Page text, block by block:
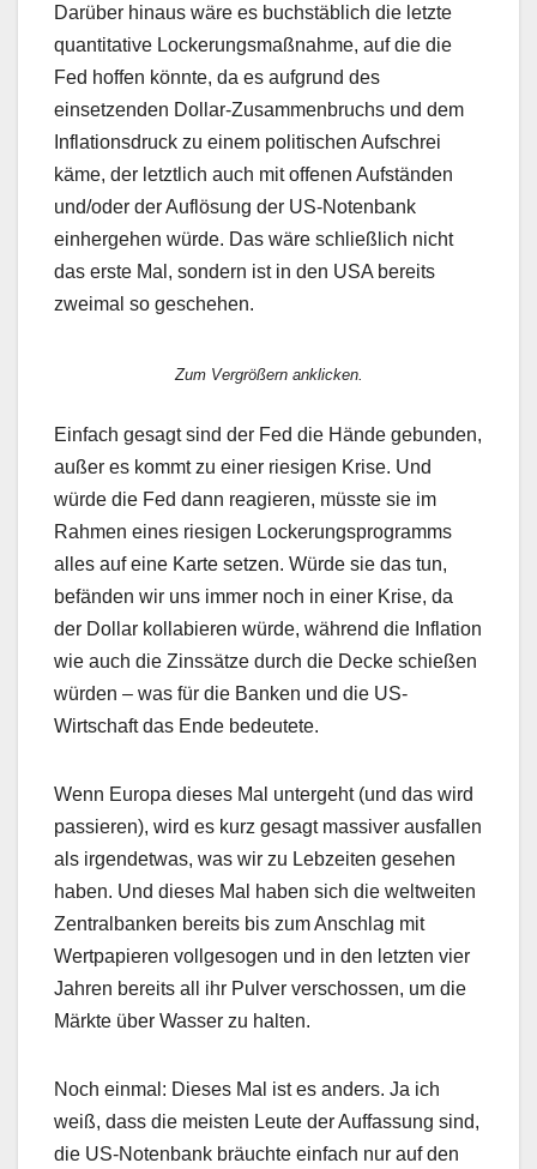
Darüber hinaus wäre es buchstäblich die letzte
quantitative Lockerungsmaßnahme, auf die die
Fed hoffen könnte, da es aufgrund des
einsetzenden Dollar-Zusammenbruchs und dem
Inflationsdruck zu einem politischen Aufschrei
käme, der letztlich auch mit offenen Aufständen
und/oder der Auflösung der US-Notenbank
einhergehen würde. Das wäre schließlich nicht
das erste Mal, sondern ist in den USA bereits
zweimal so geschehen.
Zum Vergrößern anklicken.
Einfach gesagt sind der Fed die Hände gebunden,
außer es kommt zu einer riesigen Krise. Und
würde die Fed dann reagieren, müsste sie im
Rahmen eines riesigen Lockerungsprogramms
alles auf eine Karte setzen. Würde sie das tun,
befänden wir uns immer noch in einer Krise, da
der Dollar kollabieren würde, während die Inflation
wie auch die Zinssätze durch die Decke schießen
würden – was für die Banken und die US-
Wirtschaft das Ende bedeutete.
Wenn Europa dieses Mal untergeht (und das wird
passieren), wird es kurz gesagt massiver ausfallen
als irgendetwas, was wir zu Lebzeiten gesehen
haben. Und dieses Mal haben sich die weltweiten
Zentralbanken bereits bis zum Anschlag mit
Wertpapieren vollgesogen und in den letzten vier
Jahren bereits all ihr Pulver verschossen, um die
Märkte über Wasser zu halten.
Noch einmal: Dieses Mal ist es anders. Ja ich
weiß, dass die meisten Leute der Auffassung sind,
die US-Notenbank bräuchte einfach nur auf den